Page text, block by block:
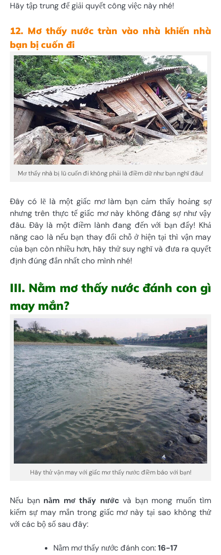
Hãy tập trung để giải quyết công việc này nhé!
12. Mơ thấy nước tràn vào nhà khiến nhà
bạn bị cuốn đi
Mơ thấy nhà bị lũ cuốn đi không phải là điềm dữ như bạn nghĩ đâu!
Đây có lẽ là một giấc mơ làm bạn cảm thấy hoảng sợ
nhưng trên thực tế giấc mơ này không đáng sợ như vậy
đâu. Đây là một điềm lành đang đến với bạn đấy! Khả
năng cao là nếu bạn thay đổi chỗ ở hiện tại thì vận may
của bạn còn nhiều hơn, hãy thử suy nghĩ và đưa ra quyết
định đúng đắn nhất cho mình nhé!
III. Nằm mơ thấy nước đánh con gì
may mắn?
Hãy thử vận may với giấc mơ thấy nước điềm báo với bạn!
Nếu bạn nằm mơ thấy nước và bạn mong muốn tìm
kiếm sự may mắn trong giấc mơ này tại sao không thử
với các bộ số sau đây:
Nằm mơ thấy nước đánh con:16-17